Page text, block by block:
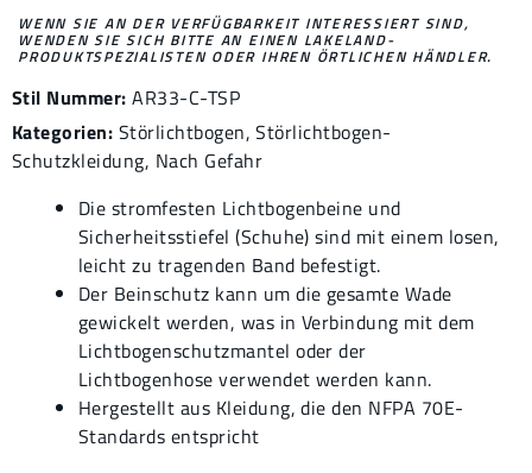
WENN SIE AN DER VERFÜGBARKEIT INTERESSIERT SIND,
WENDEN SIE SICH BITTE AN EINEN LAKELAND-
PRODUKTSPEZIALISTEN ODER IHREN ÖRTLICHEN HÄNDLER.
Stil Nummer: AR33-C-TSP
Kategorien: Störlichtbogen,Störlichtbogen-
Schutzkleidung, Nach Gefahr
Die stromfesten Lichtbogenbeine und
Sicherheitsstiefel (Schuhe) sind mit einem losen,
leicht zu tragenden Band befestigt.
Der Beinschutz kann um die gesamte Wade
gewickelt werden, was in Verbindung mit dem
Lichtbogenschutzmantel oder der
Lichtbogenhose verwendet werden kann.
Hergestellt aus Kleidung, die den NFPA 70E-
Standards entspricht